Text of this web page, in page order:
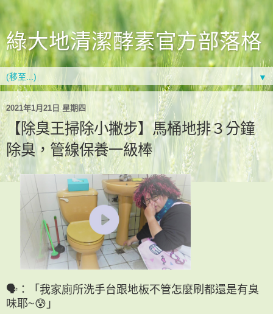
綠大地清潔酵素官方部落格
▼
2021年1月21日 星期四
【除臭王掃除小撇步】馬桶地排３分鐘
除臭，管線保養一級棒
🗣：「我家廁所洗手台跟地板不管怎麼刷都還是有臭
味耶~😰」